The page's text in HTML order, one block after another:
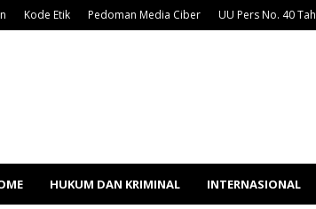
Kode Etik Pedoman Media Ciber UU Pers No. 40
HUKUM DAN KRIMINAL INTERNASIONAL